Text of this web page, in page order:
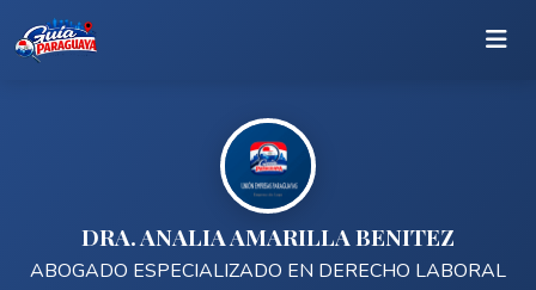
DRA. ANALIA AMARILLA BENITEZ
ABOGADO ESPECIALIZADO EN DERECHO LABORAL